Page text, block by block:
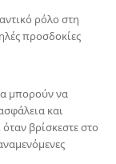
ρόλο στη
προσδοκίες
μπορούν να
και
βρίσκεστε στο